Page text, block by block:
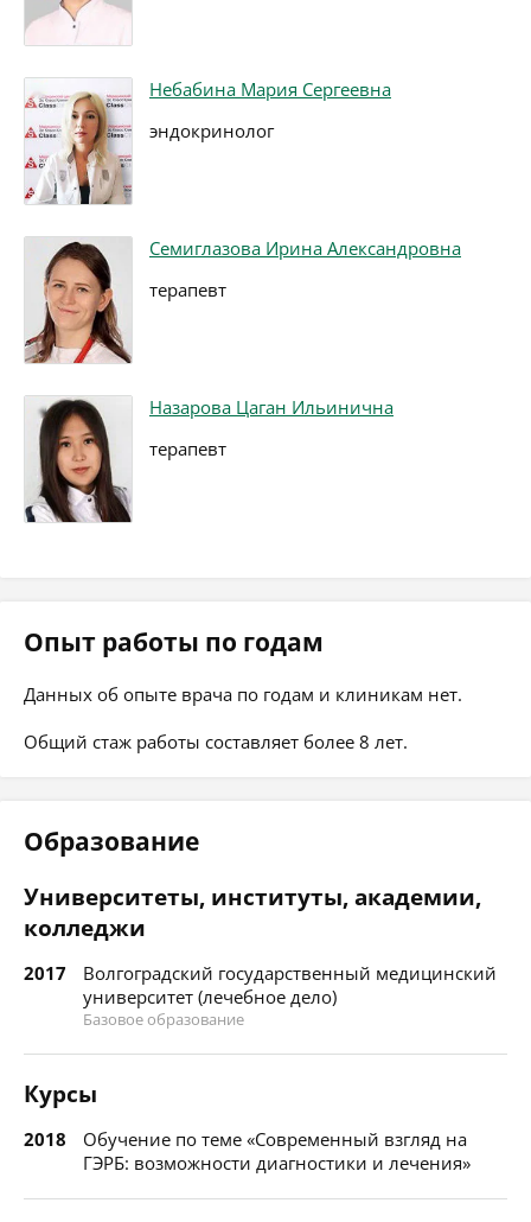
Небабина Мария Сергеевна
эндокринолог
Семиглазова Ирина Александровна
терапевт
Назарова Цаган Ильинична
терапевт
Опыт работы по годам
Данных об опыте врача по годам и клиникам нет.
Общий стаж работы составляет более 8 лет.
Образование
Университеты, институты, академии,
колледжи
2017
Волгоградский государственный медицинский
университет (лечебное дело)
Базовое образование
Курсы
2018
Обучение по теме «Современный взгляд на
ГЭРБ: возможности диагностики и лечения»